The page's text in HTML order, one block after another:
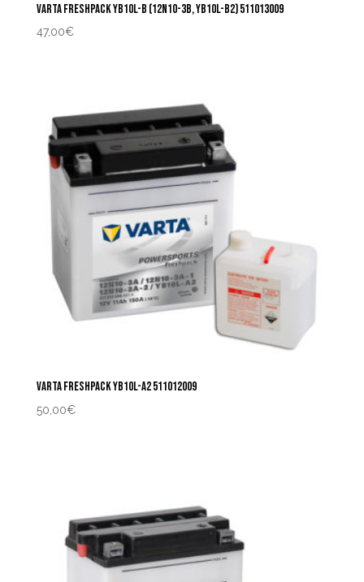
VARTA FRESHPACK YB10L-B (12N10-3B, YB10L-B2) 511013009
47,00€
VARTA FRESHPACK YB10L-A2 511012009
50,00€